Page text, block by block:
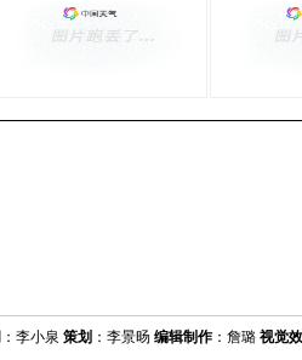
：李小泉 策划 ：李景旸 编辑制作 ：詹璐 视觉